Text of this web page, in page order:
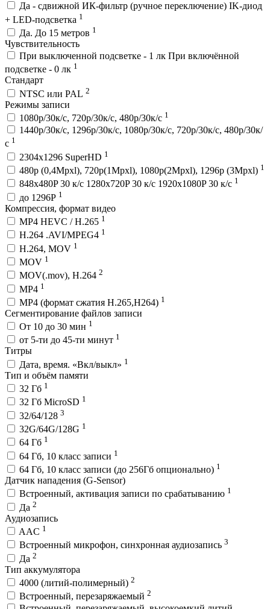
Да - сдвижной ИК-фильтр (ручное переключение) IK-диод
+ LED-подсветка 1
Да. До 15 метров 1
Чувствительность
При выключенной подсветке - 1 лк При включённой
подсветке - 0 лк 1
Стандарт
NTSC или PAL 2
Режимы записи
1080p/30к/с, 720p/30к/с, 480p/30к/с 1
1440p/30к/с, 1296p/30к/с, 1080p/30к/с, 720p/30к/с, 480p/30к/
с 1
2304х1296 SuperHD 1
480p (0,4Mpxl), 720p(1Mpxl), 1080p(2Mpxl), 1296p (3Mpxl) 1
848x480P 30 к/с 1280x720P 30 к/с 1920x1080P 30 к/с 1
до 1296Р 1
Компрессия, формат видео
MP4 HEVC / H.265 1
H.264 .AVI/MPEG4 1
H.264, MOV 1
MOV 1
MOV(.mov), H.264 2
MP4 1
MP4 (формат сжатия H.265,H264) 1
Сегментирование файлов записи
От 10 до 30 мин 1
от 5-ти до 45-ти минут 1
Титры
Дата, время. «Вкл/выкл» 1
Тип и объём памяти
32 Гб 1
32 Гб MicroSD 1
32/64/128 3
32G/64G/128G 1
64 Гб 1
64 Гб, 10 класс записи 1
64 Гб, 10 класс записи (до 256Гб опционально) 1
Датчик нападения (G-Sensor)
Встроенный, активация записи по срабатыванию 1
Да 2
Аудиозапись
AAC 1
Встроенный микрофон, синхронная аудиозапись 3
Да 2
Тип аккумулятора
4000 (литий-полимерный) 2
Встроенный, перезаряжаемый 2